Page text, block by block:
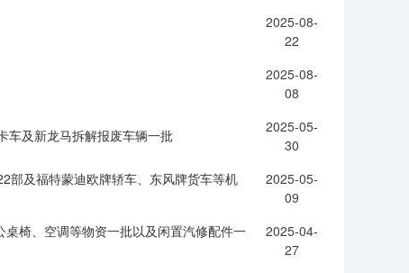
2025-08-
22
2025-08-
08
车及新龙马拆解报废车辆一批
2025-05-
30
部及福特蒙迪欧牌轿车、东风牌货车等机
2025-05-
09
椅、空调等物资一批以及闲置汽修配件一
2025-04-
27